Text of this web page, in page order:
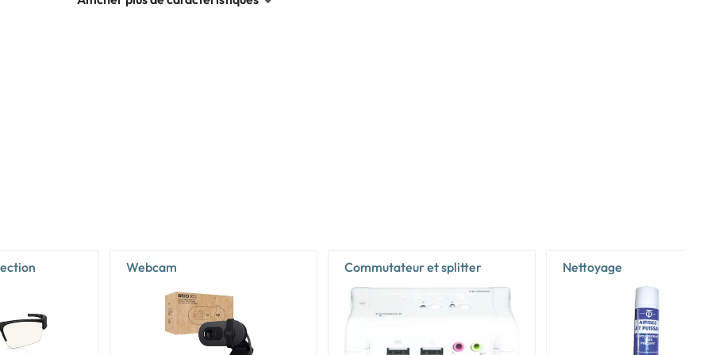
High Dynamic Range 10 (HDR10)
Webcam Commutateur et splitter Nettoyage